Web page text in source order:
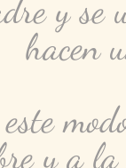
y se
hacen
y a